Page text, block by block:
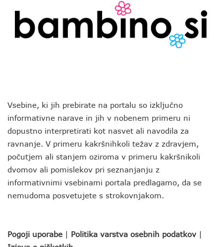
Vsebine, ki jih prebirate na portalu so izključno
informativne narave in jih v nobenem primeru ni
dopustno interpretirati kot nasvet ali navodila za
ravnanje. V primeru kakršnihkoli težav z zdravjem,
počutjem ali stanjem oziroma v primeru kakršnikoli
dvomov ali pomislekov pri seznanjanju z
informativnimi vsebinami portala predlagamo, da se
nemudoma posvetujete s strokovnjakom.
Pogoji uporabe | Politika varstva osebnih podatkov |